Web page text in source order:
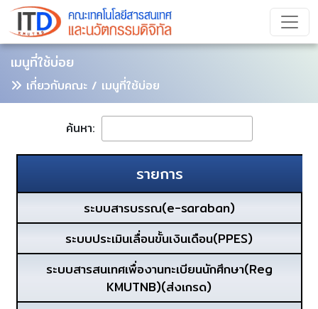
เมนูที่ใช้บ่อย
เกี่ยวกับคณะ / เมนูที่ใช้บ่อย
ค้นหา:
รายการ
ระบบสารบรรณ(e-saraban)
ระบบประเมินเลื่อนขั้นเงินเดือน(PPES)
ระบบสารสนเทศเพื่องานทะเบียนนักศึกษา(Reg
KMUTNB)(ส่งเกรด)